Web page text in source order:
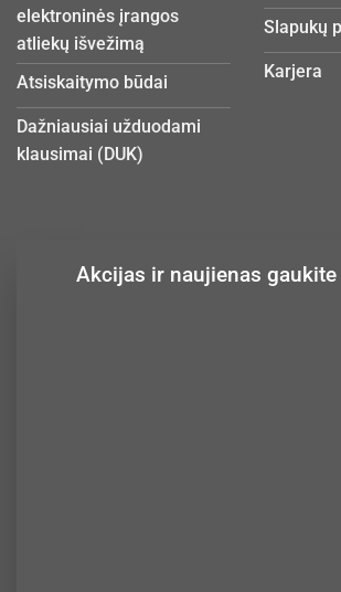
elektroninės įrangos
atliekų išvežimą
Atsiskaitymo būdai
Dažniausiai užduodami
klausimai (DUK)
Slapukų
Karjera
Akcijas ir naujienas